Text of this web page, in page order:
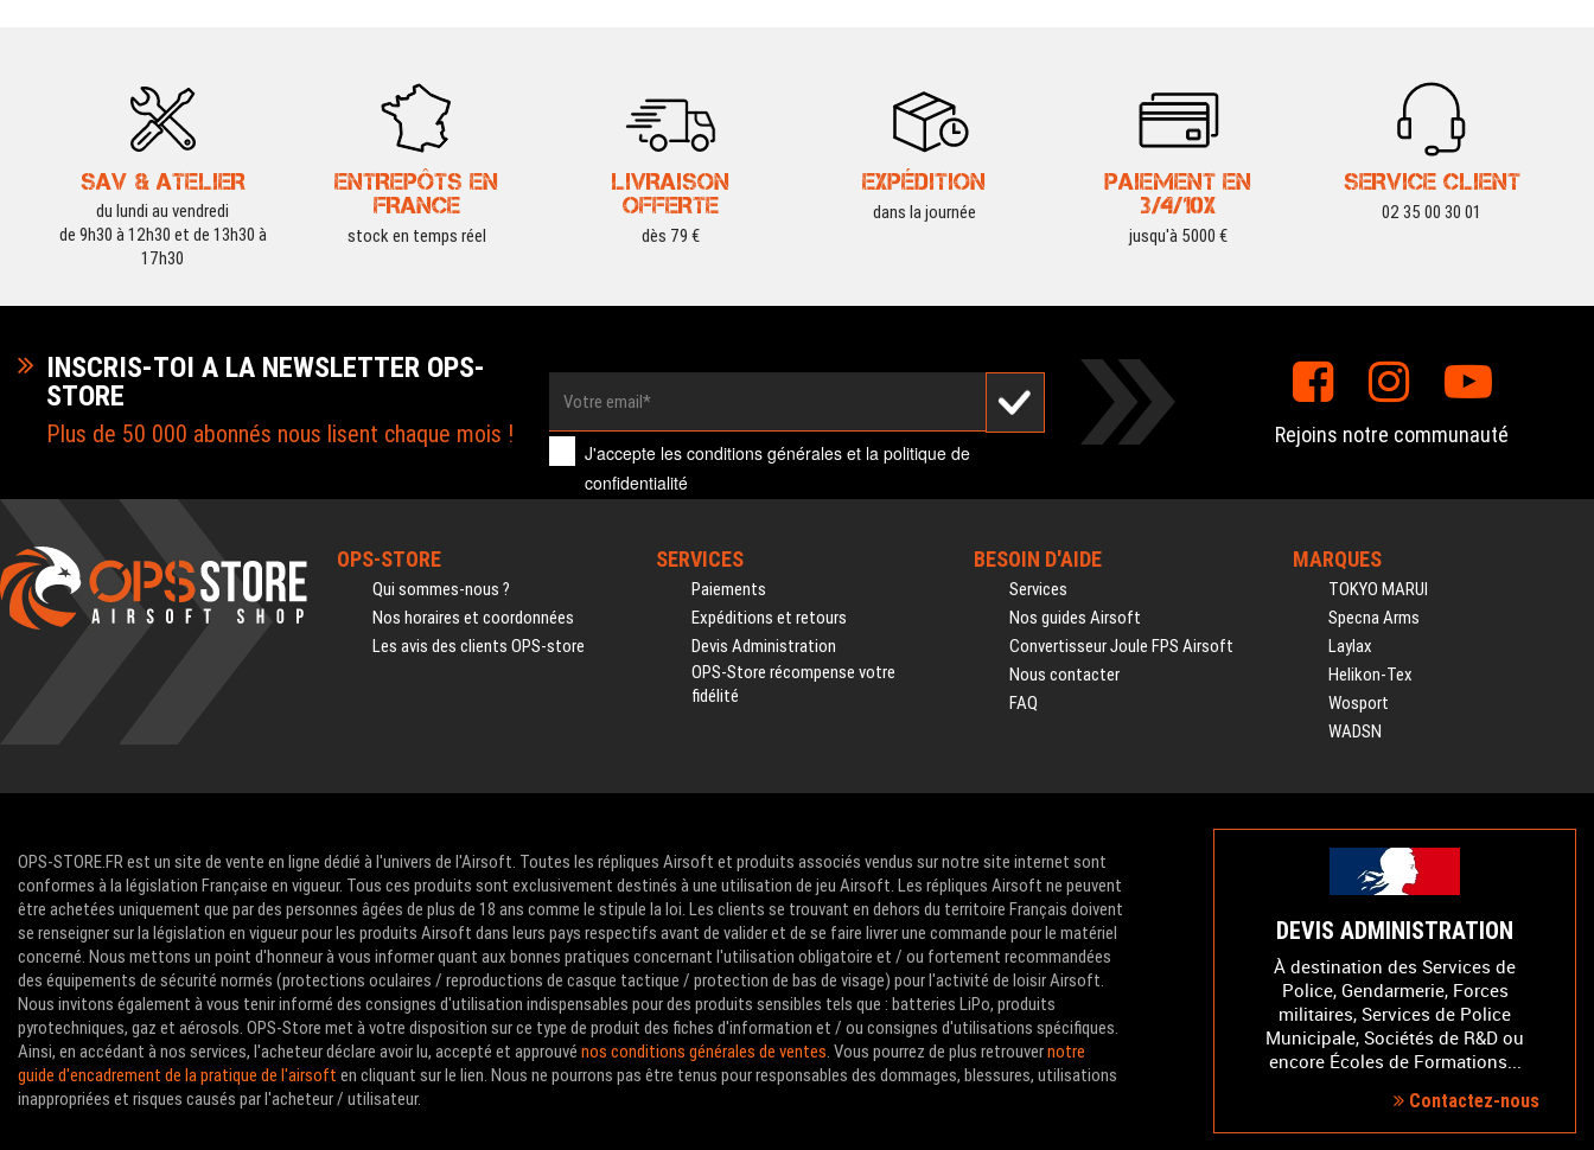
SAV & ATELIER
du lundi au vendredi
de 9h30 à 12h30 et de 13h30 à
17h30
ENTREPÔTS EN
FRANCE
stock en temps réel
LIVRAISON
OFFERTE
dès 79 €
EXPÉDITION
dans la journée
PAIEMENT EN
3/4/10X
jusqu'à 5000 €
SERVICE CLIENT
02 35 00 30 01
INSCRIS-TOI A LA NEWSLETTER OPS-
STORE
Plus de 50 000 abonnés nous lisent chaque mois !
J'accepte lesconditions générales et lapolitique de
confidentialité
Rejoins notre communauté
OPS-STORE
Qui sommes-nous ?
Nos horaires et coordonnées
Les avis des clients OPS-store
SERVICES
Paiements
Expéditions et retours
Devis Administration
OPS-Store récompense votre
fidélité
BESOIN D'AIDE
Services
Nos guides Airsoft
Convertisseur Joule FPS Airsoft
Nous contacter
FAQ
MARQUES
TOKYO MARUI
Specna Arms
Laylax
Helikon-Tex
Wosport
WADSN
OPS-STORE.FR est un site de vente en ligne dédié à l'univers de l'Airsoft. Toutes les répliques Airsoft et produits associés vendus sur notre site internet sont
conformes à la législation Française en vigueur. Tous ces produits sont exclusivement destinés à une utilisation de jeu Airsoft. Les répliques Airsoft ne peuvent
être achetées uniquement que par des personnes âgées de plus de 18 ans comme le stipule la loi. Les clients se trouvant en dehors du territoire Français doivent
se renseigner sur la législation en vigueur pour les produits Airsoft dans leurs pays respectifs avant de valider et de se faire livrer une commande pour le matériel
concerné. Nous mettons un point d'honneur à vous informer quant aux bonnes pratiques concernant l'utilisation obligatoire et / ou fortement recommandées
des équipements de sécurité normés (protections oculaires / reproductions de casque tactique / protection de bas de visage) pour l'activité de loisir Airsoft.
Nous invitons également à vous tenir informé des consignes d'utilisation indispensables pour des produits sensibles tels que : batteries LiPo, produits
pyrotechniques, gaz et aérosols. OPS-Store met à votre disposition sur ce type de produit des fiches d'information et / ou consignes d'utilisations spécifiques.
Ainsi, en accédant à nos services, l'acheteur déclare avoir lu, accepté et approuvé nos conditions générales de ventes. Vous pourrez de plus retrouvernotre
guide d'encadrement de la pratique de l'airsoft en cliquant sur le lien. Nous ne pourrons pas être tenus pour responsables des dommages, blessures, utilisations
inappropriées et risques causés par l'acheteur / utilisateur.
DEVIS ADMINISTRATION
À destination des Services de
Police, Gendarmerie, Forces
militaires, Services de Police
Municipale, Sociétés de R&D ou
encore Écoles de Formations...
Contactez-nous